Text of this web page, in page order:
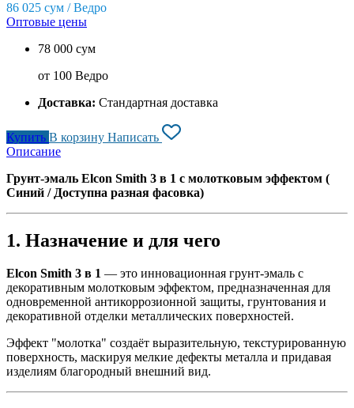
86 025 сум / Ведро
Оптовые цены
78 000 сум
от 100 Ведро
Доставка: Стандартная доставка
Купить В корзину Написать
Описание
Грунт-эмаль Elcon Smith 3 в 1 с молотковым эффектом (
Синий / Доступна разная фасовка)
1. Назначение и для чего
Elcon Smith 3 в 1 — это инновационная грунт-эмаль с
декоративным молотковым эффектом, предназначенная для
одновременной антикоррозионной защиты, грунтования и
декоративной отделки металлических поверхностей.
Эффект "молотка" создаёт выразительную, текстурированную
поверхность, маскируя мелкие дефекты металла и придавая
изделиям благородный внешний вид.